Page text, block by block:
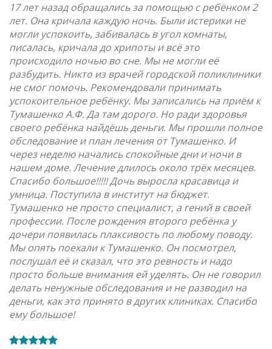
17 лет назад обращались за помощью с ребёнком 2
лет. Она кричала каждую ночь. Были истерики не
могли успокоить, забивалась в угол комнаты,
писалась, кричала до хрипоты и всё это
происходило ночью во сне. Мы не могли её
разбудить. Никто из врачей городской поликлиники
не смог помочь. Рекомендовали принимать
успокоительное ребёнку. Мы записались на приём к
Тумашенко А.Ф. Да там дорого. Но ради здоровья
своего ребёнка найдёшь деньги. Мы прошли полное
обследование и план лечения от Тумашенко. И
через неделю начались спокойные дни и ночи в
нашем доме. Лечение длилось около трёх месяцев.
Спасибо большое!!!!! Дочь выросла красавица и
умница. Поступила в институт на бюджет.
Тумашенко не просто специалист, а гений в своей
профессии. После рождения второго ребёнка у
дочери появилась плаксивость по любому поводу.
Мы опять поехали к Тумашенко. Он посмотрел,
послушал её и сказал, что это ревность и надо
просто больше внимания ей уделять. Он не говорил
делать ненужные обследования и не разводил на
деньги, как это принято в других клиниках. Спасибо
ему большое!